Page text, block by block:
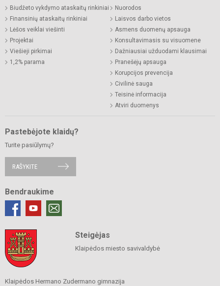
Biudžeto vykdymo ataskaitų rinkiniai
Finansinių ataskaitų rinkiniai
Lėšos veiklai viešinti
Projektai
Viešieji pirkimai
1,2% parama
Nuorodos
Laisvos darbo vietos
Asmens duomenų apsauga
Konsultavimasis su visuomene
Dažniausiai užduodami klausimai
Pranešėjų apsauga
Korupcijos prevencija
Civilinė sauga
Teisinė informacija
Atviri duomenys
Pastebėjote klaidų?
Turite pasiūlymų?
RAŠYKITE
Bendraukime
Steigėjas
Klaipėdos miesto savivaldybė
Klaipėdos Hermano Zudermano gimnazija